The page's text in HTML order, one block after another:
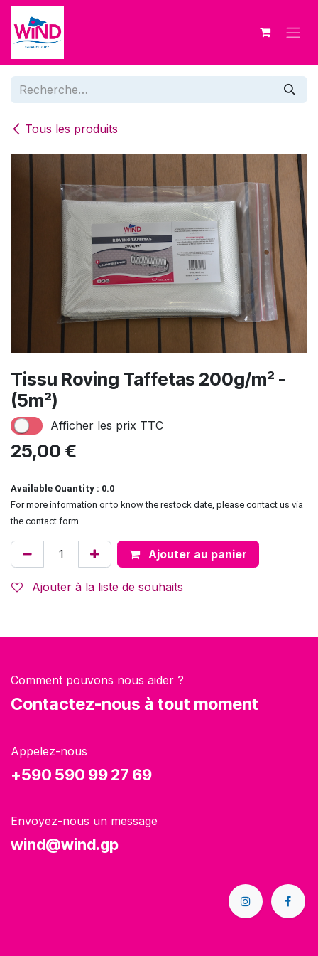
Se rendre au contenu
Tous les produits
Tissu Roving Taffetas 200g/m² -
(5m²)
Afficher les prix TTC
25,00 €
Available Quantity : 0.0
For more information or to know the restock date, please contact us via
the contact form.
Ajouter au panier
Ajouter à la liste de souhaits
Comment pouvons nous aider ?
Contactez-nous à tout moment
Appelez-nous
+590 590 99 27 69
Envoyez-nous un message
wind@wind.gp